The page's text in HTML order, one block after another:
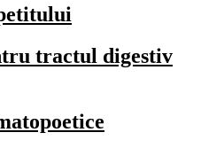
tractul digestiv